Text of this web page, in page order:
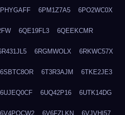
6PM1Z7A5 6PO2WC0X
6QE19FL3 6QEEKCMR
6RGMWOLX 6RKWC57X
6SBTC8OR 6T3R3AJM 6TKE2JE3
6UJEQ0CF 6UQ42P16 6UTK14DG
6V4POCW2 6V6FZLKN 6VJVHI57